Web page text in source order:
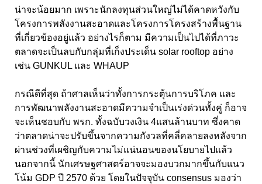
น่าจะน้อยมาก เพราะนักลงทุนส่วนใหญ่ไม่ได้คาดหวังกับ
โครงการพลังงานสะอาดและโครงการโครงสร้างพื้นฐาน
ที่เกี่ยวข้องอยู่แล้ว อย่างไรก็ตาม มีความเป็นไปได้ที่ภาวะ
ตลาดจะเป็นลบกับกลุ่มที่เก็งประเด็น solar rooftop อย่าง
เช่น GUNKUL และ WHAUP
กรณีดีที่สุด ถ้าศาลเห็นว่าทั้งการกระตุ้นการบริโภค และ
การพัฒนาพลังงานสะอาดมีความจำเป็นเร่งด่วนทั้งคู่ ก็อาจ
จะเห็นชอบกับ พรก. ทั้งฉบับวงเงิน 4แสนล้านบาท ซึ่งคาด
ว่าตลาดน่าจะปรับขึ้นจากความกังวลที่คลี่คลายลงหลังจาก
ผ่านช่วงที่เผชิญกับความไม่แน่นอนของนโยบายไปแล้ว
นอกจากนี้ นักเศรษฐศาสตร์อาจจะมองบวกมากขึ้นกับแนว
โน้ม GDP ปี 2570 ด้วย โดยในปัจจุบัน consensus มองว่า